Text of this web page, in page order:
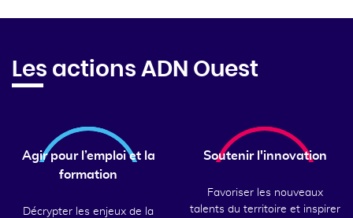
Les actions ADN Ouest
Agir pour l’emploi et la
formation
Décrypter les enjeux de la
Soutenir l'innovation
Favoriser les nouveaux
talents du territoire et inspirer